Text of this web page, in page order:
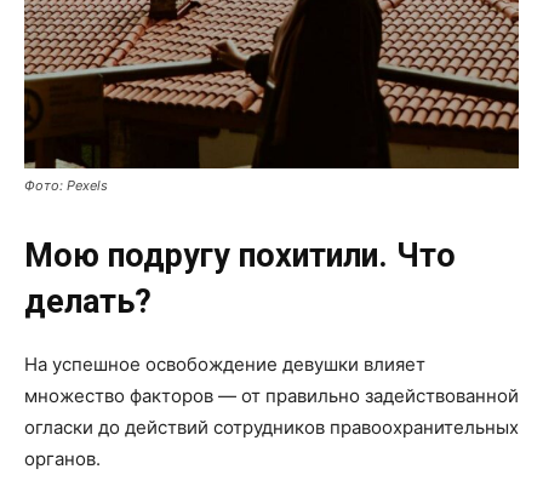
Фото: Pexels
Мою подругу похитили. Что
делать?
На успешное освобождение девушки влияет
множество факторов — от правильно задействованной
огласки до действий сотрудников правоохранительных
органов.